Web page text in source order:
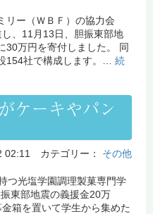
リー（ＷＢＦ）の協力会
し、11月13日、胆振東部地
30万円を寄付しました。 同
154社で構成します。… 続
ケーキやパン
02:11 カテゴリー： その他
つ光塩学園調理製菓専門学
東部地震の義援金20万
箱を置いて学生から集めた